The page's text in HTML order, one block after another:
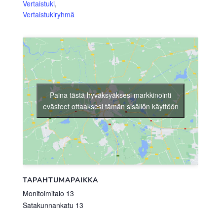
Vertaistuki,
Vertaistukiryhmä
TAPAHTUMAPAIKKA
Monitoimitalo 13
Satakunnankatu 13
Paina tästä hyväksyäksesi markkinointi
evästeet ottaaksesi tämän sisällön käyttöön